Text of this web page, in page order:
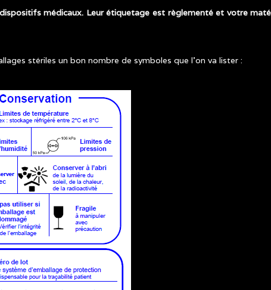
médicaux. Leur étiquetage est règlementé et votre
stériles un bon nombre de symboles que l’on va lister :